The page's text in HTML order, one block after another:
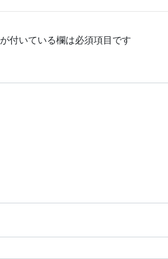
が付いている欄は必須項目です